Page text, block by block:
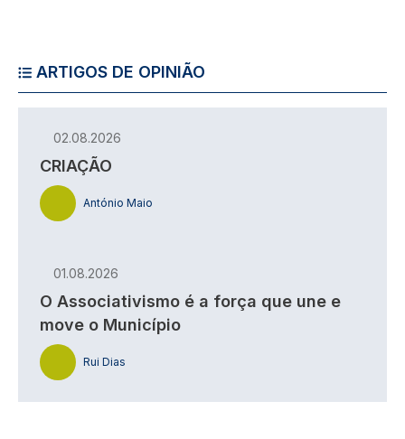
ARTIGOS DE OPINIÃO
02.08.2026
CRIAÇÃO
António Maio
01.08.2026
O Associativismo é a força que une e
move o Município
Rui Dias